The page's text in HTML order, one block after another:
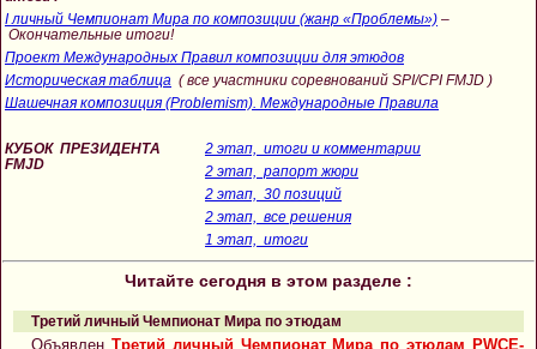
I личный Чемпионат Мира по композиции (жанр «Проблемы») –
Окончательные итоги!
Проект Международных Правил композиции для этюдов
Историческая таблица ( все участники соревнований SPI/CPI FMJD )
Шашечная композиция (Problemism). Международные Правила
КУБОК ПРЕЗИДЕНТА
FMJD
2 этап, итоги и комментарии
2 этап, рапорт жюри
2 этап, 30 позиций
2 этап, все решения
1 этап, итоги
Читайте сегодня в этом разделе :
Третий личный Чемпионат Мира по этюдам
Объявлен Третий личный Чемпионат Мира по этюдам PWCE-